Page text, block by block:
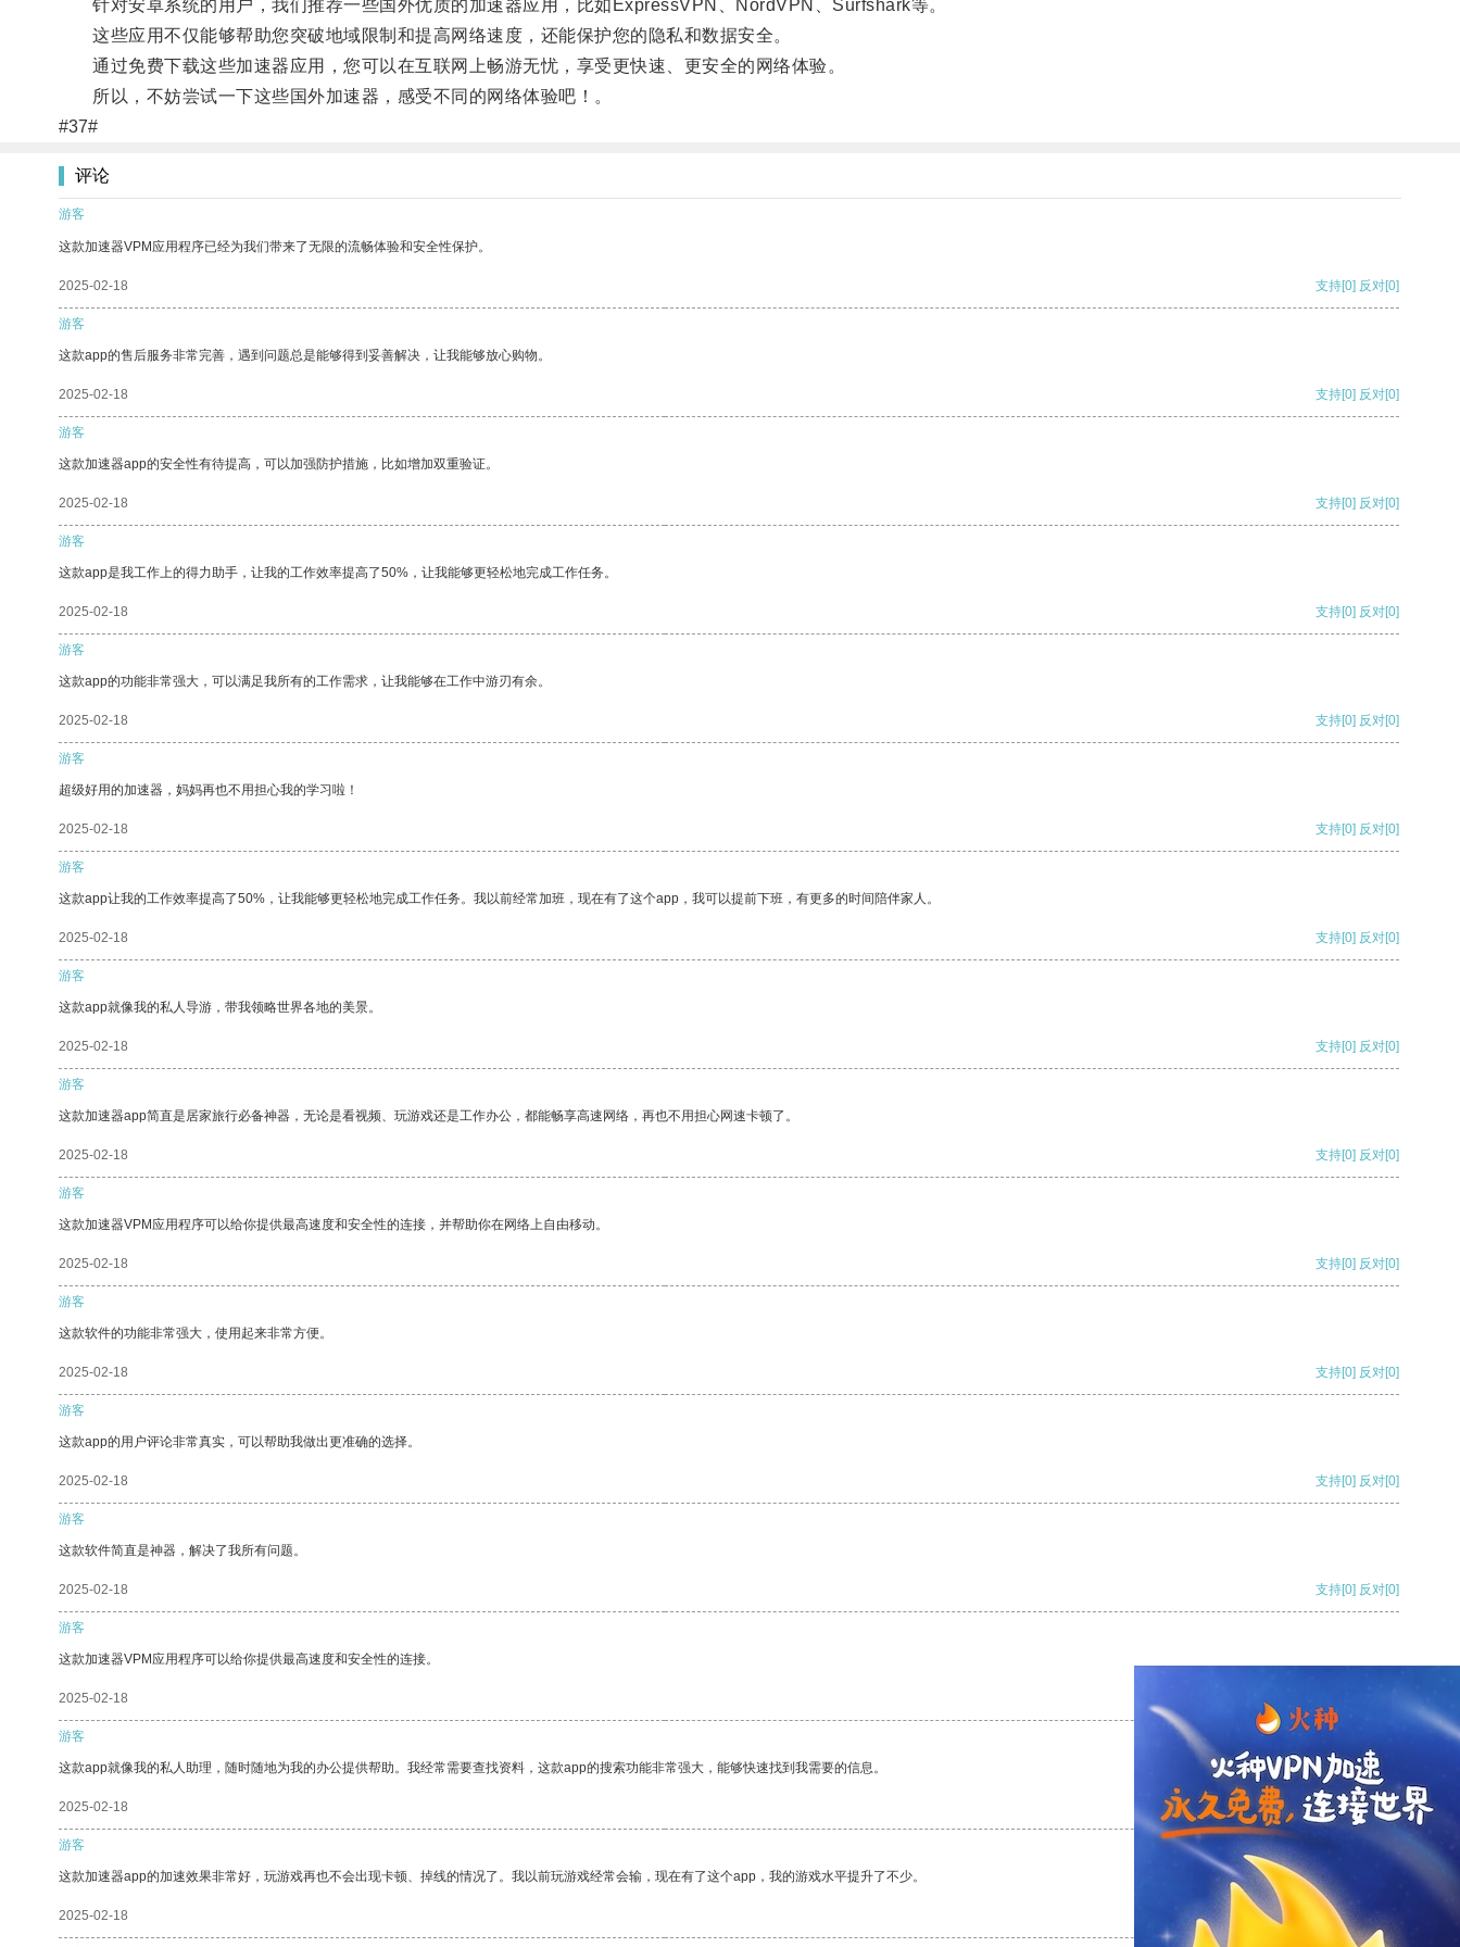
针对安卓系统的用户，我们推荐一些国外优质的加速器应用，比如ExpressVPN、NordVPN、Surfshark等。
这些应用不仅能够帮助您突破地域限制和提高网络速度，还能保护您的隐私和数据安全。
通过免费下载这些加速器应用，您可以在互联网上畅游无忧，享受更快速、更安全的网络体验。
所以，不妨尝试一下这些国外加速器，感受不同的网络体验吧！。
#37#
评论
游客
这款加速器VPM应用程序已经为我们带来了无限的流畅体验和安全性保护。
2025-02-18 支持[0] 反对[0]
游客
这款app的售后服务非常完善，遇到问题总是能够得到妥善解决，让我能够放心购物。
2025-02-18 支持[0] 反对[0]
游客
这款加速器app的安全性有待提高，可以加强防护措施，比如增加双重验证。
2025-02-18 支持[0] 反对[0]
游客
这款app是我工作上的得力助手，让我的工作效率提高了50%，让我能够更轻松地完成工作任务。
2025-02-18 支持[0] 反对[0]
游客
这款app的功能非常强大，可以满足我所有的工作需求，让我能够在工作中游刃有余。
2025-02-18 支持[0] 反对[0]
游客
超级好用的加速器，妈妈再也不用担心我的学习啦！
2025-02-18 支持[0] 反对[0]
游客
这款app让我的工作效率提高了50%，让我能够更轻松地完成工作任务。我以前经常加班，现在有了这个app，我可以提前下班，有更多的时间陪伴家人。
2025-02-18 支持[0] 反对[0]
游客
这款app就像我的私人导游，带我领略世界各地的美景。
2025-02-18 支持[0] 反对[0]
游客
这款加速器app简直是居家旅行必备神器，无论是看视频、玩游戏还是工作办公，都能畅享高速网络，再也不用担心网速卡顿了。
2025-02-18 支持[0] 反对[0]
游客
这款加速器VPM应用程序可以给你提供最高速度和安全性的连接，并帮助你在网络上自由移动。
2025-02-18 支持[0] 反对[0]
游客
这款软件的功能非常强大，使用起来非常方便。
2025-02-18 支持[0] 反对[0]
游客
这款app的用户评论非常真实，可以帮助我做出更准确的选择。
2025-02-18 支持[0] 反对[0]
游客
这款软件简直是神器，解决了我所有问题。
2025-02-18 支持[0] 反对[0]
游客
这款加速器VPM应用程序可以给你提供最高速度和安全性的连接。
2025-02-18
游客
这款app就像我的私人助理，随时随地为我的办公提供帮助。我经常需要查找资料，这款app的搜索功能非常强大，能够快速找到我需要的信息。
2025-02-18 支持 [0] 反对[0]
游客
这款加速器app的加速效果非常好，玩游戏再也不会出现卡顿、掉线的情况了。我以前玩游戏经常会输，现在有了这个app，我的游戏水平提升了不少。
2025-02-18 支持[0] 反对